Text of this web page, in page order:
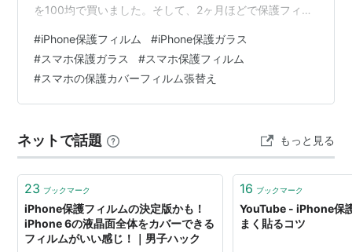
を100均で買いました。そして、2ヶ月ほどで保護フィル
からずっと100均の使ってたけど、こんなに割れたことが
ないんですが・・・。 やっぱりちょっと質下がってない
か・・・？ ガラスフィルムの貼り直しって本当苦手なん
だよね。 ストレスが。(笑) もう絶対貼り直したくないの
れがもーーーー…
#iPhone保護フィルム #iPhone保護ガラス
#スマホ保護ガラス #スマホ保護フィルム
#スマホの保護カバーフィルム張替え
ネットで話題 もっと見る
23 ブックマーク
iPhone保護フィルムの決定版かも！
iPhone 6の液晶面全体をカバーできる
フィルムがいい感じ！｜男子ハック
16 ブックマーク
YouTube - iPhone保
まく貼るコツ